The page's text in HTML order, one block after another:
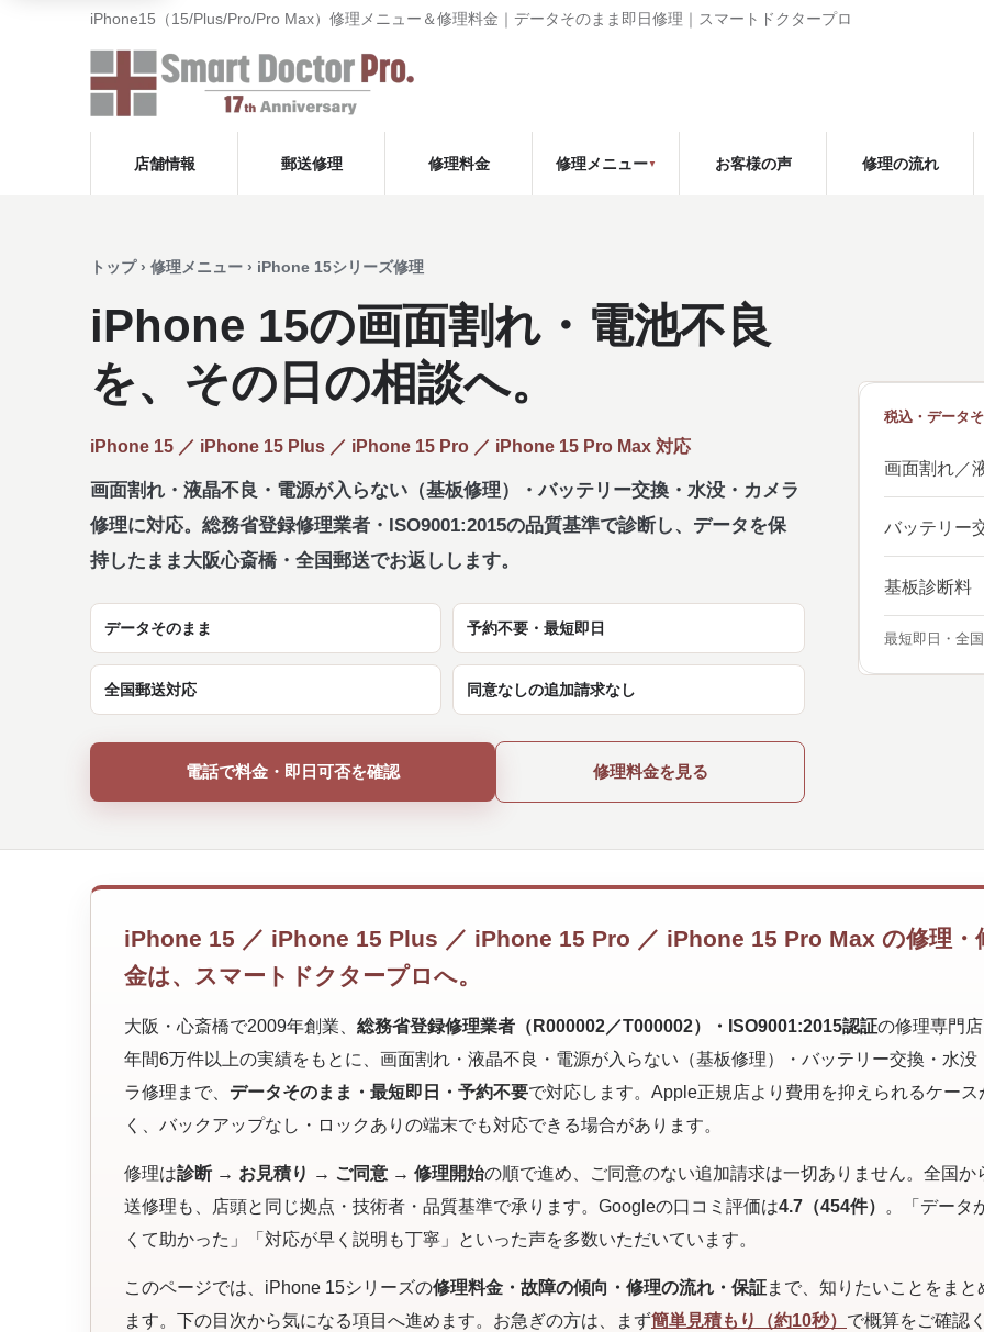
iPhone15（15/Plus/Pro/Pro Max）修理メニュー＆修理料金｜データそのまま即日修理｜スマートドクタープロ
店舗情報 郵送修理 修理料金 修理メニュー お客様の声 修理の流れ
トップ › 修理メニュー › iPhone 15シリーズ修理
iPhone 15の画面割れ・電池不良
を、その日の相談へ。
iPhone 15 ／ iPhone 15 Plus ／ iPhone 15 Pro ／ iPhone 15 Pro Max 対応
画面割れ・液晶不良・電源が入らない（基板修理）・バッテリー交換・水没・カメラ
修理に対応。総務省登録修理業者・ISO9001:2015の品質基準で診断し、データを保
持したまま大阪心斎橋・全国郵送でお返しします。
データそのまま 予約不要・最短即日
全国郵送対応 同意なしの追加請求なし
電話で料金・即日可否を確認 修理料金を見る
税込・データ
画面割れ／
バッテリー
基板診断料
最短即日・全
iPhone 15 ／ iPhone 15 Plus ／ iPhone 15 Pro ／ iPhone 15 Pro Max の修理・
金は、スマートドクタープロへ。
大阪・心斎橋で2009年創業、 総務省登録修理業者（R000002／T000002）・ISO9001:2015認証の修理専門
年間6万件以上の実績をもとに、画面割れ・液晶不良・電源が入らない（基板修理）・バッテリー交換・水没
ラ修理まで、 データそのまま・最短即日・予約不要で対応します。Apple正規店より費用を抑えられるケース
く、バックアップなし・ロックありの端末でも対応できる場合があります。
修理は診断 → お見積り → ご同意 → 修理開始の順で進め、ご同意のない追加請求は一切ありません。全国か
送修理も、店頭と同じ拠点・技術者・品質基準で承ります。Googleの口コミ評価は4.7（454件）
。「データ
くて助かった」「対応が早く説明も丁寧」といった声を多数いただいています。
このページでは、iPhone 15シリーズの修理料金・故障の傾向・修理の流れ・保証まで、知りたいことをまと
ます。下の目次から気になる項目へ進めます。お急ぎの方は、まず簡単見積もり（約10秒） で概算をご確認